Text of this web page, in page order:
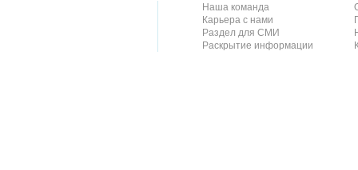
Наша команда
Карьера с нами
Раздел для СМИ
Раскрытие информации